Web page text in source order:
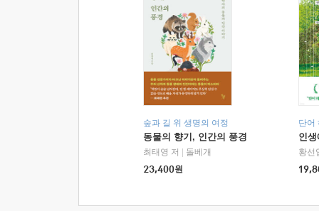
숲과 길 위 생명의 여정
동물의 향기, 인간의 풍경
최태영 저
돌베개
23,400원
단어
인
황선